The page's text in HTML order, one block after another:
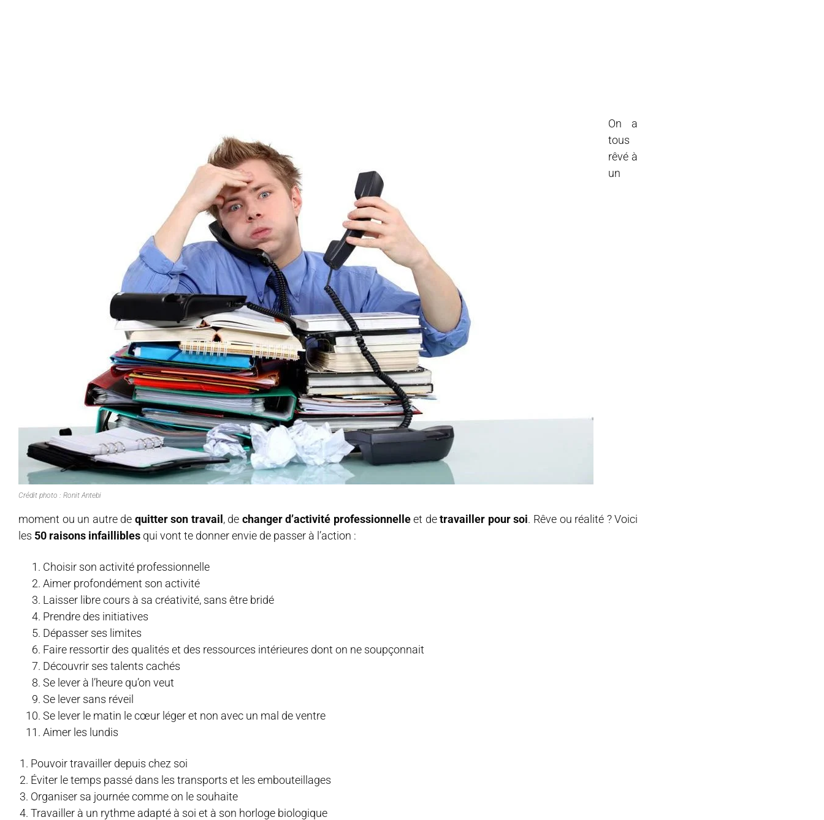
Crédit photo : Ronit Antebi
On a
tous
rêvé à
un
moment ou un autre de quitter son travail , de changer d’activité professionnelleet detravailler pour soi. Rêve ou réalité ? Voici
les 50 raisons infaillibles qui vont te donner envie de passer à l’action :
Choisir son activité professionnelle
Aimer profondément son activité
Laisser libre cours à sa créativité, sans être bridé
Prendre des initiatives
Dépasser ses limites
Faire ressortir des qualités et des ressources intérieures dont on ne soupçonnait
Découvrir ses talents cachés
Se lever à l’heure qu’on veut
Se lever sans réveil
Se lever le matin le cœur léger et non avec un mal de ventre
Aimer les lundis
Pouvoir travailler depuis chez soi
Éviter le temps passé dans les transports et les embouteillages
Organiser sa journée comme on le souhaite
Travailler à un rythme adapté à soi et à son horloge biologique